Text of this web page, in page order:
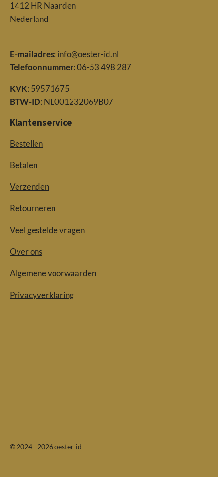
1412 HR Naarden
Nederland
E-mailadres: info@oester-id.nl
Telefoonnummer:06-53 498 287
KVK: 59571675
BTW-ID: NL001232069B07
Klantenservice
Bestellen
Betalen
Verzenden
Retourneren
Veel gestelde vragen
Over ons
Algemene voorwaarden
Privacyverklaring
© 2024 - 2026 oester-id